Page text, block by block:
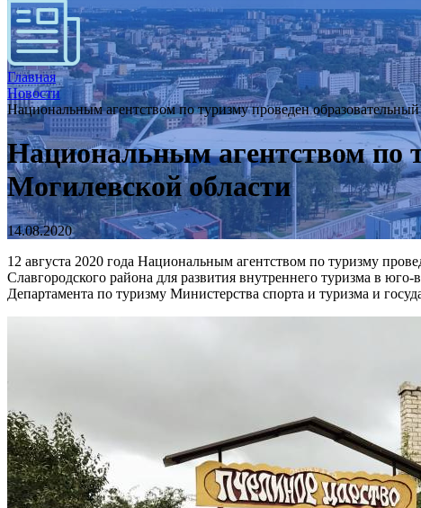
Главная
Новости
Национальным агентством по туризму проведен
Национальным агентством по
Могилевской области
14.08.2020
12 августа 2020 года Национальным агентством по туризму
Славгородского района для развития внутреннего туризма в
Департамента по туризму Министерства спорта и туризма и